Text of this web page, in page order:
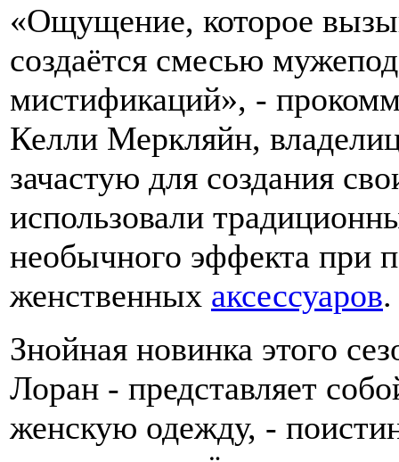
«Ощущение, которое
создаётся смесью
мистификаций», -
Келли Меркляйн,
зачастую для создания
использовали
необычного эффекта
женственных аксессуаров.
Знойная новинка этого
Лоран - представляет
женскую одежду, -